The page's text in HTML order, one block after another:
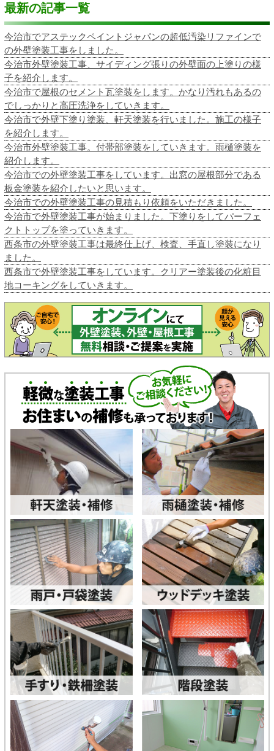
最新の記事一覧
今治市でアステックペイントジャパンの超低汚染リファインで
の外壁塗装工事をしました。
今治市外壁塗装工事、サイディング張りの外壁面の上塗りの様
子を紹介します。
今治市で屋根のセメント瓦塗装をします。かなり汚れもあるの
でしっかりと高圧洗浄をしていきます。
今治市で外壁下塗り塗装、軒天塗装を行いました。施工の様子
を紹介します。
今治市外壁塗装工事。付帯部塗装をしていきます。雨樋塗装を
紹介します。
今治市での外壁塗装工事をしています。出窓の屋根部分である
板金塗装を紹介したいと思います。
今治市での外壁塗装工事の見積もり依頼をいただきました。
今治市で外壁塗装工事が始まりました。下塗りをしてパーフェ
クトトップを塗っていきます。
西条市の外壁塗装工事は最終仕上げ、検査、手直し塗装になり
ました。
西条市で外壁塗装工事をしています。クリアー塗装後の化粧目
地コーキングをしていきます。